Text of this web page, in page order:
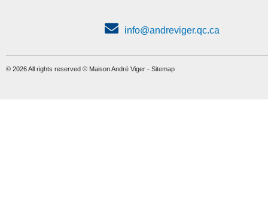
info@andreviger.qc.ca
© 2026 All rights reserved © Maison André Viger - Sitemap